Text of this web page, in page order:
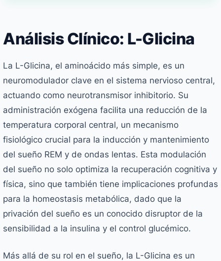
Análisis Clínico: L-Glicina
La L-Glicina, el aminoácido más simple, es un
neuromodulador clave en el sistema nervioso central,
actuando como neurotransmisor inhibitorio. Su
administración exógena facilita una reducción de la
temperatura corporal central, un mecanismo
fisiológico crucial para la inducción y mantenimiento
del sueño REM y de ondas lentas. Esta modulación
del sueño no solo optimiza la recuperación cognitiva y
física, sino que también tiene implicaciones profundas
para la homeostasis metabólica, dado que la
privación del sueño es un conocido disruptor de la
sensibilidad a la insulina y el control glucémico.
Más allá de su rol en el sueño, la L-Glicina es un